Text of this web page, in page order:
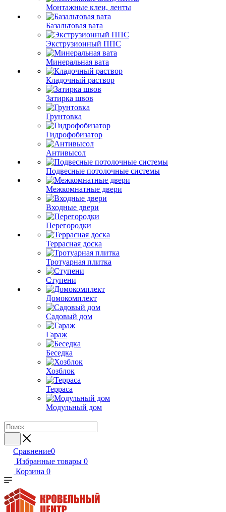
Монтажные клеи, ленты
Базальтовая вата
Экструзионный ППС
Минеральная вата
Кладочный раствор
Затирка швов
Грунтовка
Гидрофобизатор
Антивысол
Подвесные потолочные системы
Межкомнатные двери
Входные двери
Перегородки
Террасная доска
Тротуарная плитка
Ступени
Домокомплект
Садовый дом
Гараж
Беседка
Хозблок
Терраса
Модульный дом
Сравнение0
Избранные товары 0
Корзина 0